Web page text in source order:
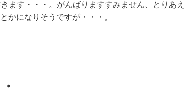
ます・・・。がんばりますすみません、とりあえ
かになりそうですが・・・。